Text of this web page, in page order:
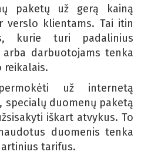
paketų už gerą kainą
verslo klientams. Tai itin
kurie turi padalinius
darbuotojams tenka
reikalais.
už internetą
specialų duomenų paketą
iškart atvykus. To
duomenis tenka
tarifus.